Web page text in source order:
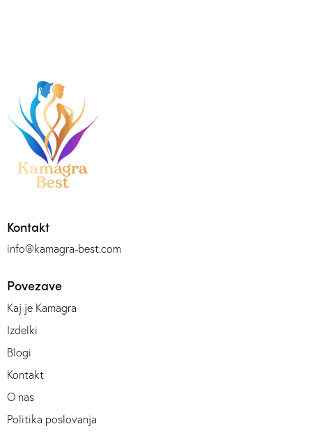
Kontakt
info@kamagra-best.com
Povezave
Kaj je Kamagra
Izdelki
Blogi
Kontakt
O nas
Politika poslovanja